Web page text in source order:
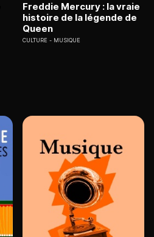
Freddie Mercury : la vraie
histoire de la légende de
Queen
CULTURE MUSIQUE